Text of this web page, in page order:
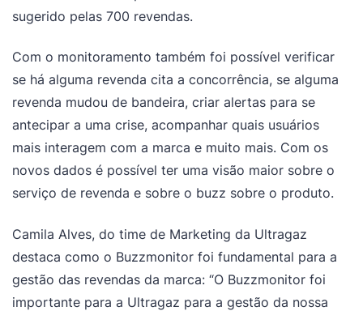
sugerido pelas 700 revendas.
Com o monitoramento também foi possível verificar
se há alguma revenda cita a concorrência, se alguma
revenda mudou de bandeira, criar alertas para se
antecipar a uma crise, acompanhar quais usuários
mais interagem com a marca e muito mais. Com os
novos dados é possível ter uma visão maior sobre o
serviço de revenda e sobre o buzz sobre o produto.
Camila Alves, do time de Marketing da Ultragaz
destaca como o Buzzmonitor foi fundamental para a
gestão das revendas da marca: “O Buzzmonitor foi
importante para a Ultragaz para a gestão da nossa